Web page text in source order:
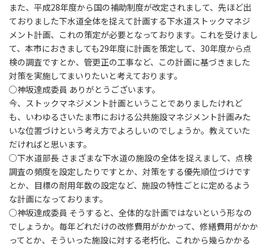
また、平成28年度から国の補助制度が改定されまして、先ほど出
ておりました下水道全体を捉えて計画する下水道ストックマネジ
メント計画、これの策定が必要となっております。これを受けまし
て、本市におきましても29年度に計画を策定して、30年度から点
検の調査ですとか、管更正の工事など、この計画に基づきました
対策を実施してまいりたいと考えております。
○神坂達成委員 ありがとうございます。
今、ストックマネジメント計画ということでありましたけれど
も、いわゆるさいたま市における公共施設マネジメント計画みた
いな位置づけという考え方でよろしいのでしょうか。教えていた
だければと思います。
○下水道部長 さまざまな下水道の施設の全体を捉えまして、点検
調査の頻度を設定したりですとか、対策をする優先順位づけです
とか、目標の耐用年数の設定など、施設の特性ごとに定めるよう
な計画になっております。
○神坂達成委員 そうすると、全体的な計画ではないという形なの
でしょうか。毎年どれだけの改修費用がかかって、修繕費用がかか
ってとか、そういった施設に対する老朽化、これから幾らかかる